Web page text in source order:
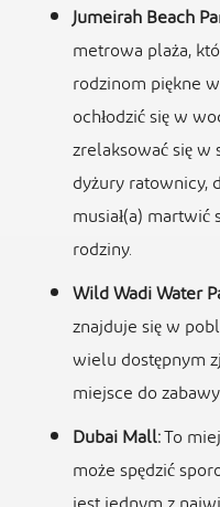
Jumeirah Beach
metrowa plaża,
rodzinom piękne
ochłodzić się w
zrelaksować się w
dyżury ratownicy,
musiał(a)
rodziny.
Wild Wadi Water
znajduje się w
wielu dostępnym
miejsce do
Dubai Mall:To
może spędzić